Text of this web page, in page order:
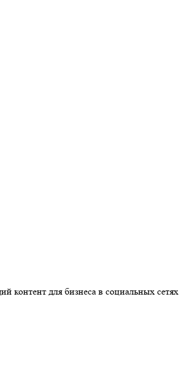
контент для бизнеса в социальных сетях